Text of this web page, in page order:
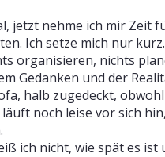
jetzt nehme ich mir Zeit
Ich setze mich nur kurz.
organisieren, nichts
Gedanken und der
halb zugedeckt,
noch leise vor sich
ich nicht, wie spät es